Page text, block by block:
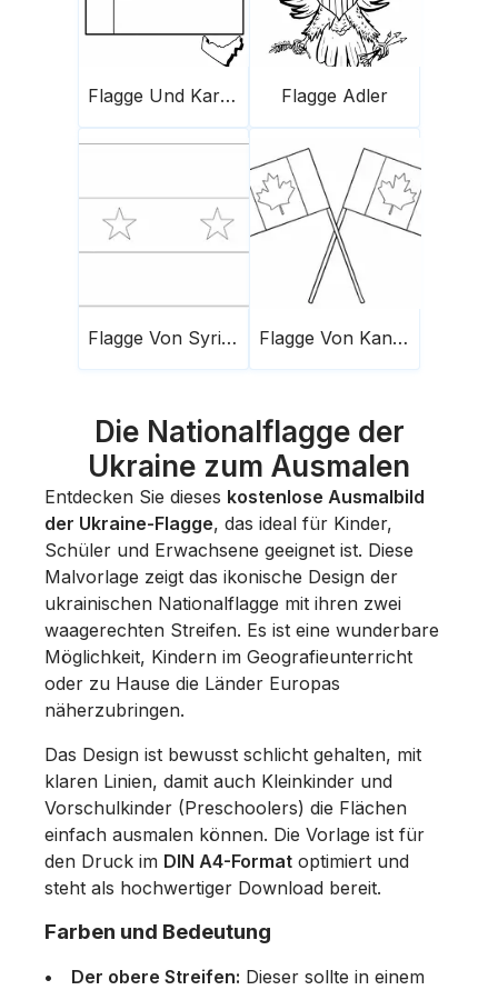
Flagge Und Karte Der Vereinigten Arabischen Emirate Flagge Adler
Flagge Von Syrien Flagge Von Kanada 2
Die Nationalflagge der
Ukraine zum Ausmalen
Entdecken Sie dieses kostenlose Ausmalbild
der Ukraine-Flagge, das ideal für Kinder,
Schüler und Erwachsene geeignet ist. Diese
Malvorlage zeigt das ikonische Design der
ukrainischen Nationalflagge mit ihren zwei
waagerechten Streifen. Es ist eine wunderbare
Möglichkeit, Kindern im Geografieunterricht
oder zu Hause die Länder Europas
näherzubringen.
Das Design ist bewusst schlicht gehalten, mit
klaren Linien, damit auch Kleinkinder und
Vorschulkinder (Preschoolers) die Flächen
einfach ausmalen können. Die Vorlage ist für
den Druck im DIN A4-Format optimiert und
steht als hochwertiger Download bereit.
Farben und Bedeutung
Der obere Streifen: Dieser sollte in einem